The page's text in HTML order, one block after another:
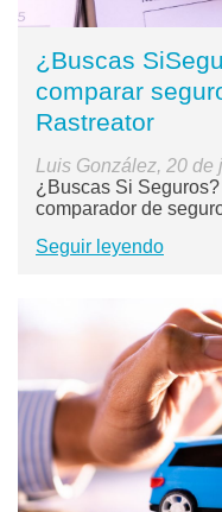
¿Buscas
comparar
Rastreator
Luis González, 20 de
¿Buscas Si
comparador de
Seguir leyendo